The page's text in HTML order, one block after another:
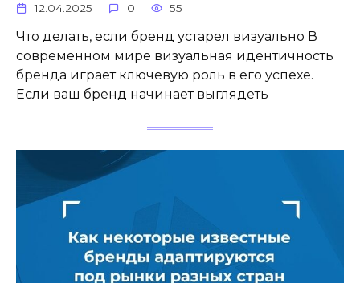
12.04.2025 0 55
Что делать, если бренд устарел визуально В
современном мире визуальная идентичность
бренда играет ключевую роль в его успехе.
Если ваш бренд начинает выглядеть